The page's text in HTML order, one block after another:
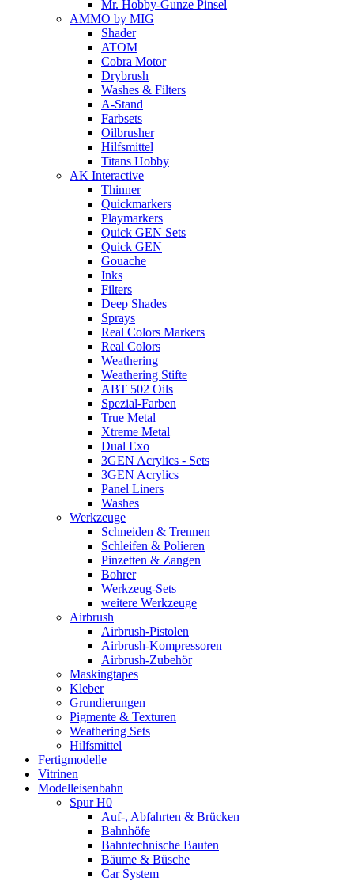
Mr. Hobby-Gunze Pinsel
AMMO by MIG
Shader
ATOM
Cobra Motor
Drybrush
Washes & Filters
A-Stand
Farbsets
Oilbrusher
Hilfsmittel
Titans Hobby
AK Interactive
Thinner
Quickmarkers
Playmarkers
Quick GEN Sets
Quick GEN
Gouache
Inks
Filters
Deep Shades
Sprays
Real Colors Markers
Real Colors
Weathering
Weathering Stifte
ABT 502 Oils
Spezial-Farben
True Metal
Xtreme Metal
Dual Exo
3GEN Acrylics - Sets
3GEN Acrylics
Panel Liners
Washes
Werkzeuge
Schneiden & Trennen
Schleifen & Polieren
Pinzetten & Zangen
Bohrer
Werkzeug-Sets
weitere Werkzeuge
Airbrush
Airbrush-Pistolen
Airbrush-Kompressoren
Airbrush-Zubehör
Maskingtapes
Kleber
Grundierungen
Pigmente & Texturen
Weathering Sets
Hilfsmittel
Fertigmodelle
Vitrinen
Modelleisenbahn
Spur H0
Auf-, Abfahrten & Brücken
Bahnhöfe
Bahntechnische Bauten
Bäume & Büsche
Car System